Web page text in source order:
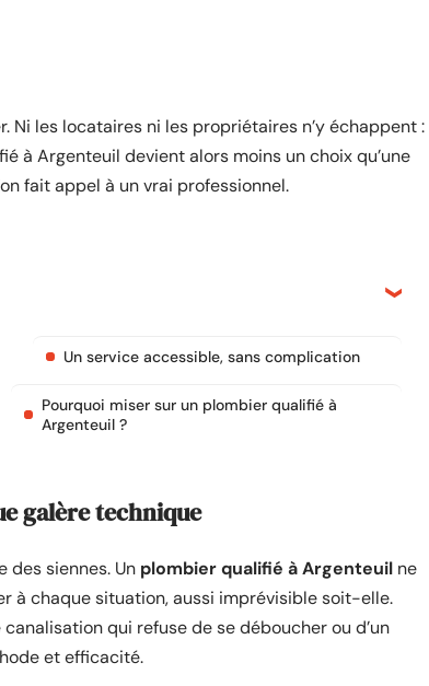
Ni les locataires ni les propriétaires n’y échappent :
à Argenteuil devient alors moins un choix qu’une
fait appel à un vrai professionnel.
Un service accessible, sans complication
Pourquoi miser sur un plombier qualifié à
Argenteuil ?
galère technique
siennes. Un plombier qualifié à Argenteuil ne
à chaque situation, aussi imprévisible soit-elle.
canalisation qui refuse de se déboucher ou d’un
et efficacité.